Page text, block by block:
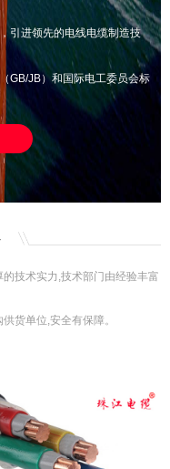
引进领先的电线电缆制造技
GB/JB）和国际电工委员会标
技术实力,技术部门由经验丰富
货单位,安全有保障。